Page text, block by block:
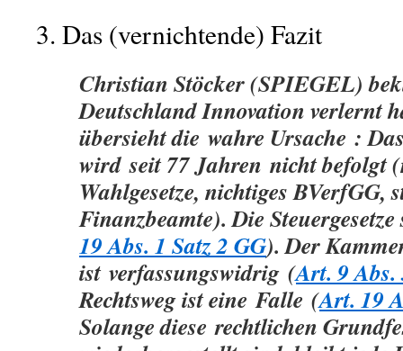
3. Das (vernichtende) Fazit
Christian Stöcker (SPIEGEL)
Deutschland Innovation verlernt
übersieht die wahre Ursache :
wird seit 77 Jahren nicht befolgt
Wahlgesetze, nichtiges BVerfGG,
Finanzbeamte). Die
19 Abs. 1 Satz 2 GG). Der
ist verfassungswidrig (Art. 9 Abs.
Rechtsweg ist eine Falle (Art. 19
Solange diese rechtlichen